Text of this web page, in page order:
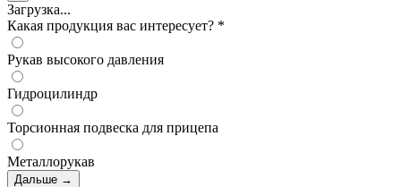
Загрузка...
Какая продукция вас интересует? *
Рукав высокого давления
Гидроцилиндр
Торсионная подвеска для прицепа
Металлорукав
Дальше →